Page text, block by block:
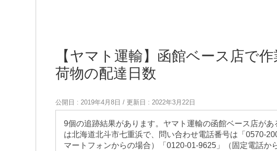
【ヤマト運輸】函館ベース店で
荷物の配達日数
公開日 : 2019年4月8日 / 更新日 : 2022年3月22日
9個の追跡結果があります。ヤマト運輸の函館ベース店があ
は北海道北斗市七重浜で、問い合わせ電話番号は「0570-
マートフォンからの場合）「0120-01-9625」（固定電話か